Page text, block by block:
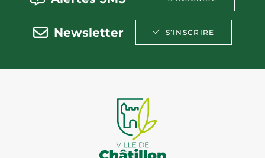
Newsletter S’INSCRIRE